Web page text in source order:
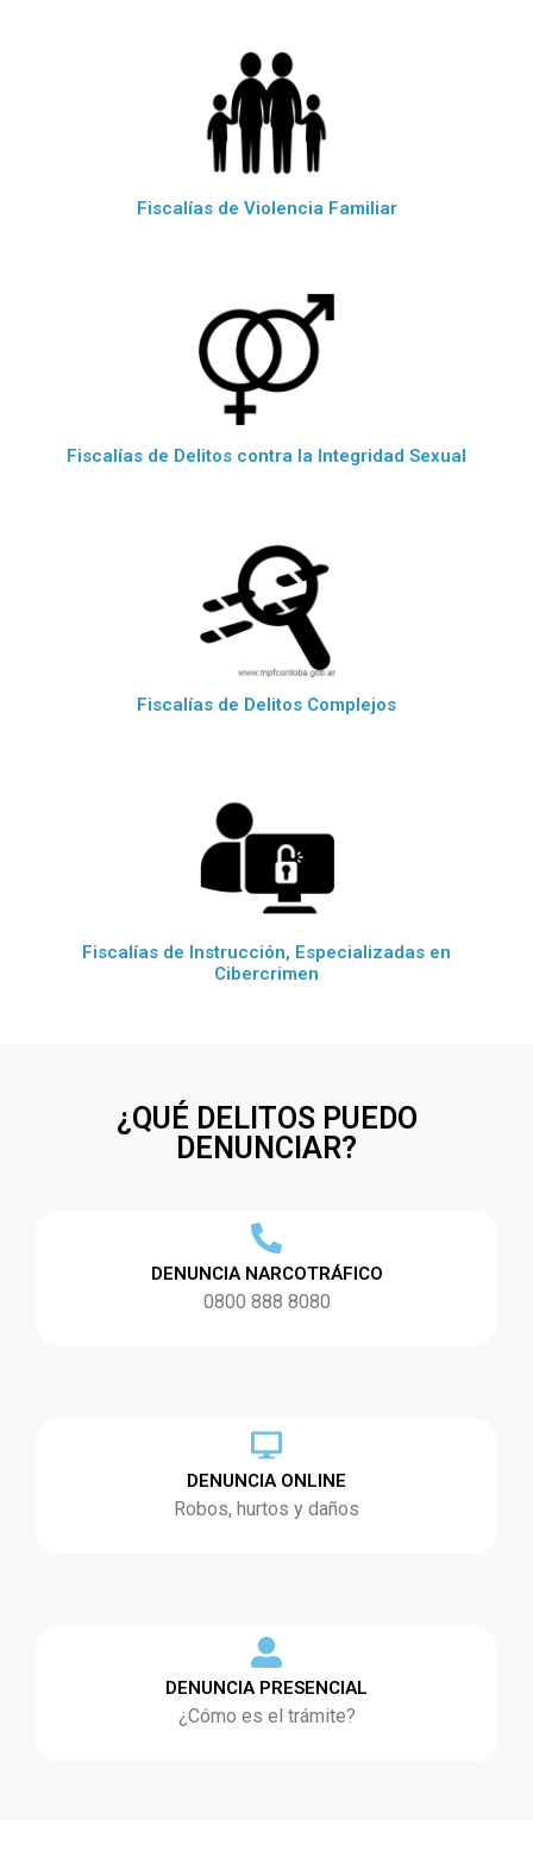
Fiscalías de Violencia Familiar
Fiscalías de Delitos contra la Integridad Sexual
Fiscalías de Delitos Complejos
Fiscalías de Instrucción, Especializadas en
Cibercrimen
¿QUÉ DELITOS PUEDO
DENUNCIAR?
DENUNCIA NARCOTRÁFICO
0800 888 8080
DENUNCIA ONLINE
Robos, hurtos y daños
DENUNCIA PRESENCIAL
¿Cómo es el trámite?